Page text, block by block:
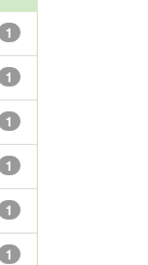
1
1
1
1
1
1